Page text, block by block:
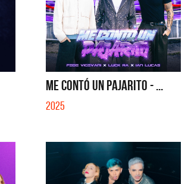
ME CONTÓ UN PAJARITO - ...
2025